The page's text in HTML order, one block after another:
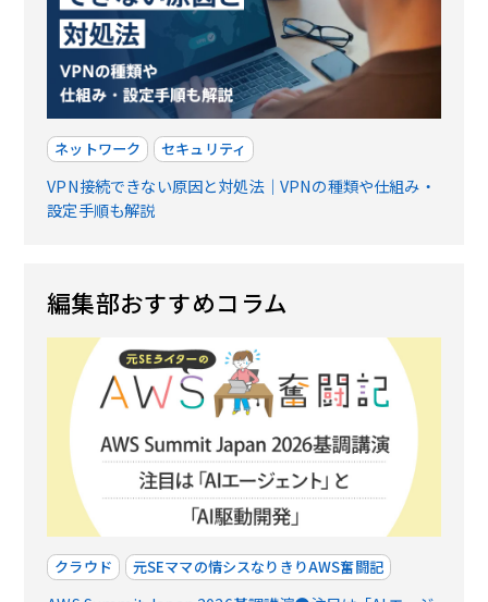
ネットワーク セキュリティ
VPN接続できない原因と対処法｜VPNの種類や仕組み・
設定手順も解説
編集部おすすめコラム
クラウド 元SEママの情シスなりきりAWS奮闘記